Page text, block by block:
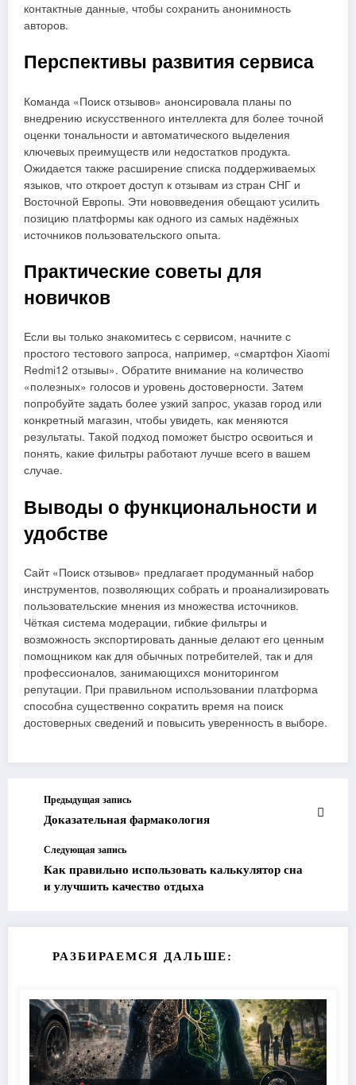
контактные данные, чтобы сохранить анонимность
авторов.
Перспективы развития сервиса
Команда «Поиск отзывов» анонсировала планы по
внедрению искусственного интеллекта для более точной
оценки тональности и автоматического выделения
ключевых преимуществ или недостатков продукта.
Ожидается также расширение списка поддерживаемых
языков, что откроет доступ к отзывам из стран СНГ и
Восточной Европы. Эти нововведения обещают усилить
позицию платформы как одного из самых надёжных
источников пользовательского опыта.
Практические советы для
новичков
Если вы только знакомитесь с сервисом, начните с
простого тестового запроса, например, «смартфон Xiaomi
Redmi12 отзывы». Обратите внимание на количество
«полезных» голосов и уровень достоверности. Затем
попробуйте задать более узкий запрос, указав город или
конкретный магазин, чтобы увидеть, как меняются
результаты. Такой подход поможет быстро освоиться и
понять, какие фильтры работают лучше всего в вашем
случае.
Выводы о функциональности и
удобстве
Сайт «Поиск отзывов» предлагает продуманный набор
инструментов, позволяющих собрать и проанализировать
пользовательские мнения из множества источников.
Чёткая система модерации, гибкие фильтры и
возможность экспортировать данные делают его ценным
помощником как для обычных потребителей, так и для
профессионалов, занимающихся мониторингом
репутации. При правильном использовании платформа
способна существенно сократить время на поиск
достоверных сведений и повысить уверенность в выборе.
Предыдущая запись
Доказательная фармакология
Следующая запись
Как правильно использовать калькулятор сна
и улучшить качество отдыха
РАЗБИРАЕМСЯ ДАЛЬШЕ: